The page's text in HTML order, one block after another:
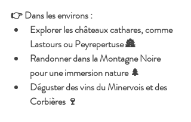
👉 Dans les environs :
Explorer les châteaux cathares, comme
Lastours ou Peyrepertuse 🏯
Randonner dans la Montagne Noire
pour une immersion nature 🌲
Déguster des vins du Minervois et des
Corbières 🍷